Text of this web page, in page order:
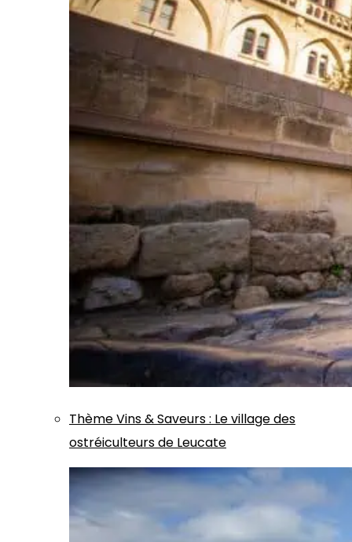
ThèmeVins & Saveurs: Le village des
ostréiculteurs de Leucate